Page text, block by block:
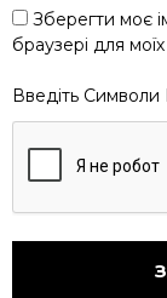
Зберегти моє
браузері для
Введіть